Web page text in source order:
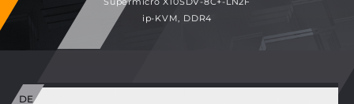
Supermicro X10SDV-8C+-LN2F
ip-KVM, DDR4